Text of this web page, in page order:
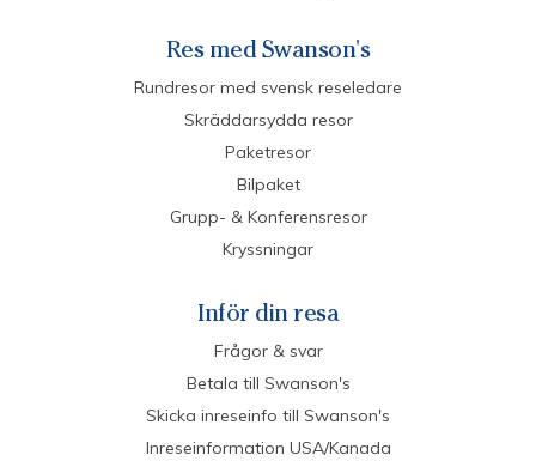
Res med Swanson's
Rundresor med svensk reseledare
Skräddarsydda resor
Paketresor
Bilpaket
Grupp- & Konferensresor
Kryssningar
Inför din resa
Frågor & svar
Betala till Swanson's
Skicka inreseinfo till Swanson's
Inreseinformation USA/Kanada